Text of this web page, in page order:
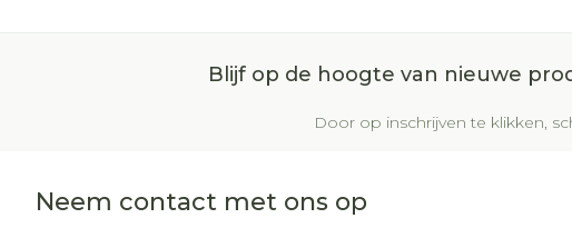
Blijf op de hoogte van nieuwe
Door op inschrijven te klikken,
Neem contact met ons op